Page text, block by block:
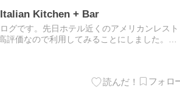
Kitchen + Bar
グです。先日ホテル近くのアメリカンレスト
評価なので利用してみることにしました。イ